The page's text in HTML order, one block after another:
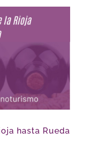
hasta Rueda